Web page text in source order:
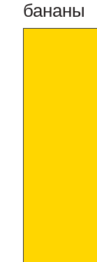
бананы